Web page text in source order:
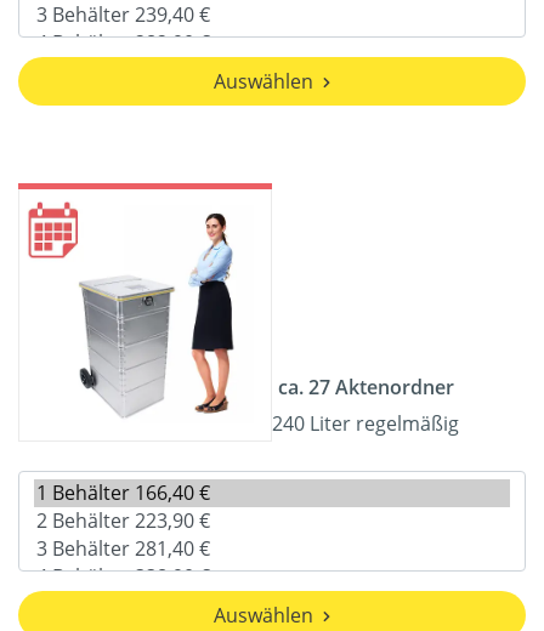
Auswählen
ca. 27 Aktenordner
240 Liter regelmäßig
Auswählen